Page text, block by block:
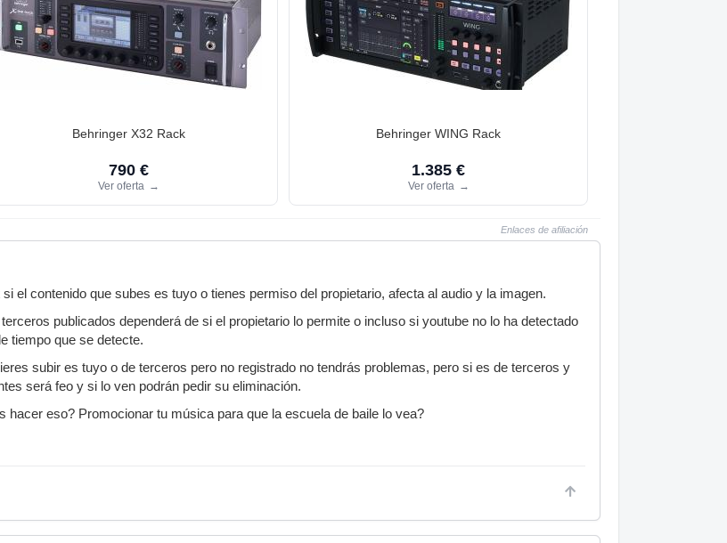
Behringer X32 Rack
790 €
Ver oferta →
Behringer WING Rack
1.385 €
Ver oferta →
Enlaces de afiliación
el contenido que subes es tuyo o tienes permiso del propietario, afecta al audio y la imagen.
publicados dependerá de si el propietario lo permite o incluso si youtube no lo ha detectado
tiempo que se detecte.
subir es tuyo o de terceros pero no registrado no tendrás problemas, pero si es de terceros y
será feo y si lo ven podrán pedir su eliminación.
hacer eso? Promocionar tu música para que la escuela de baile lo vea?